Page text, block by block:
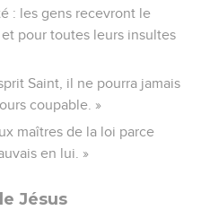
: les gens recevront le
pour toutes leurs insultes
Saint, il ne pourra jamais
coupable. »
maîtres de la loi parce
en lui. »
Jésus